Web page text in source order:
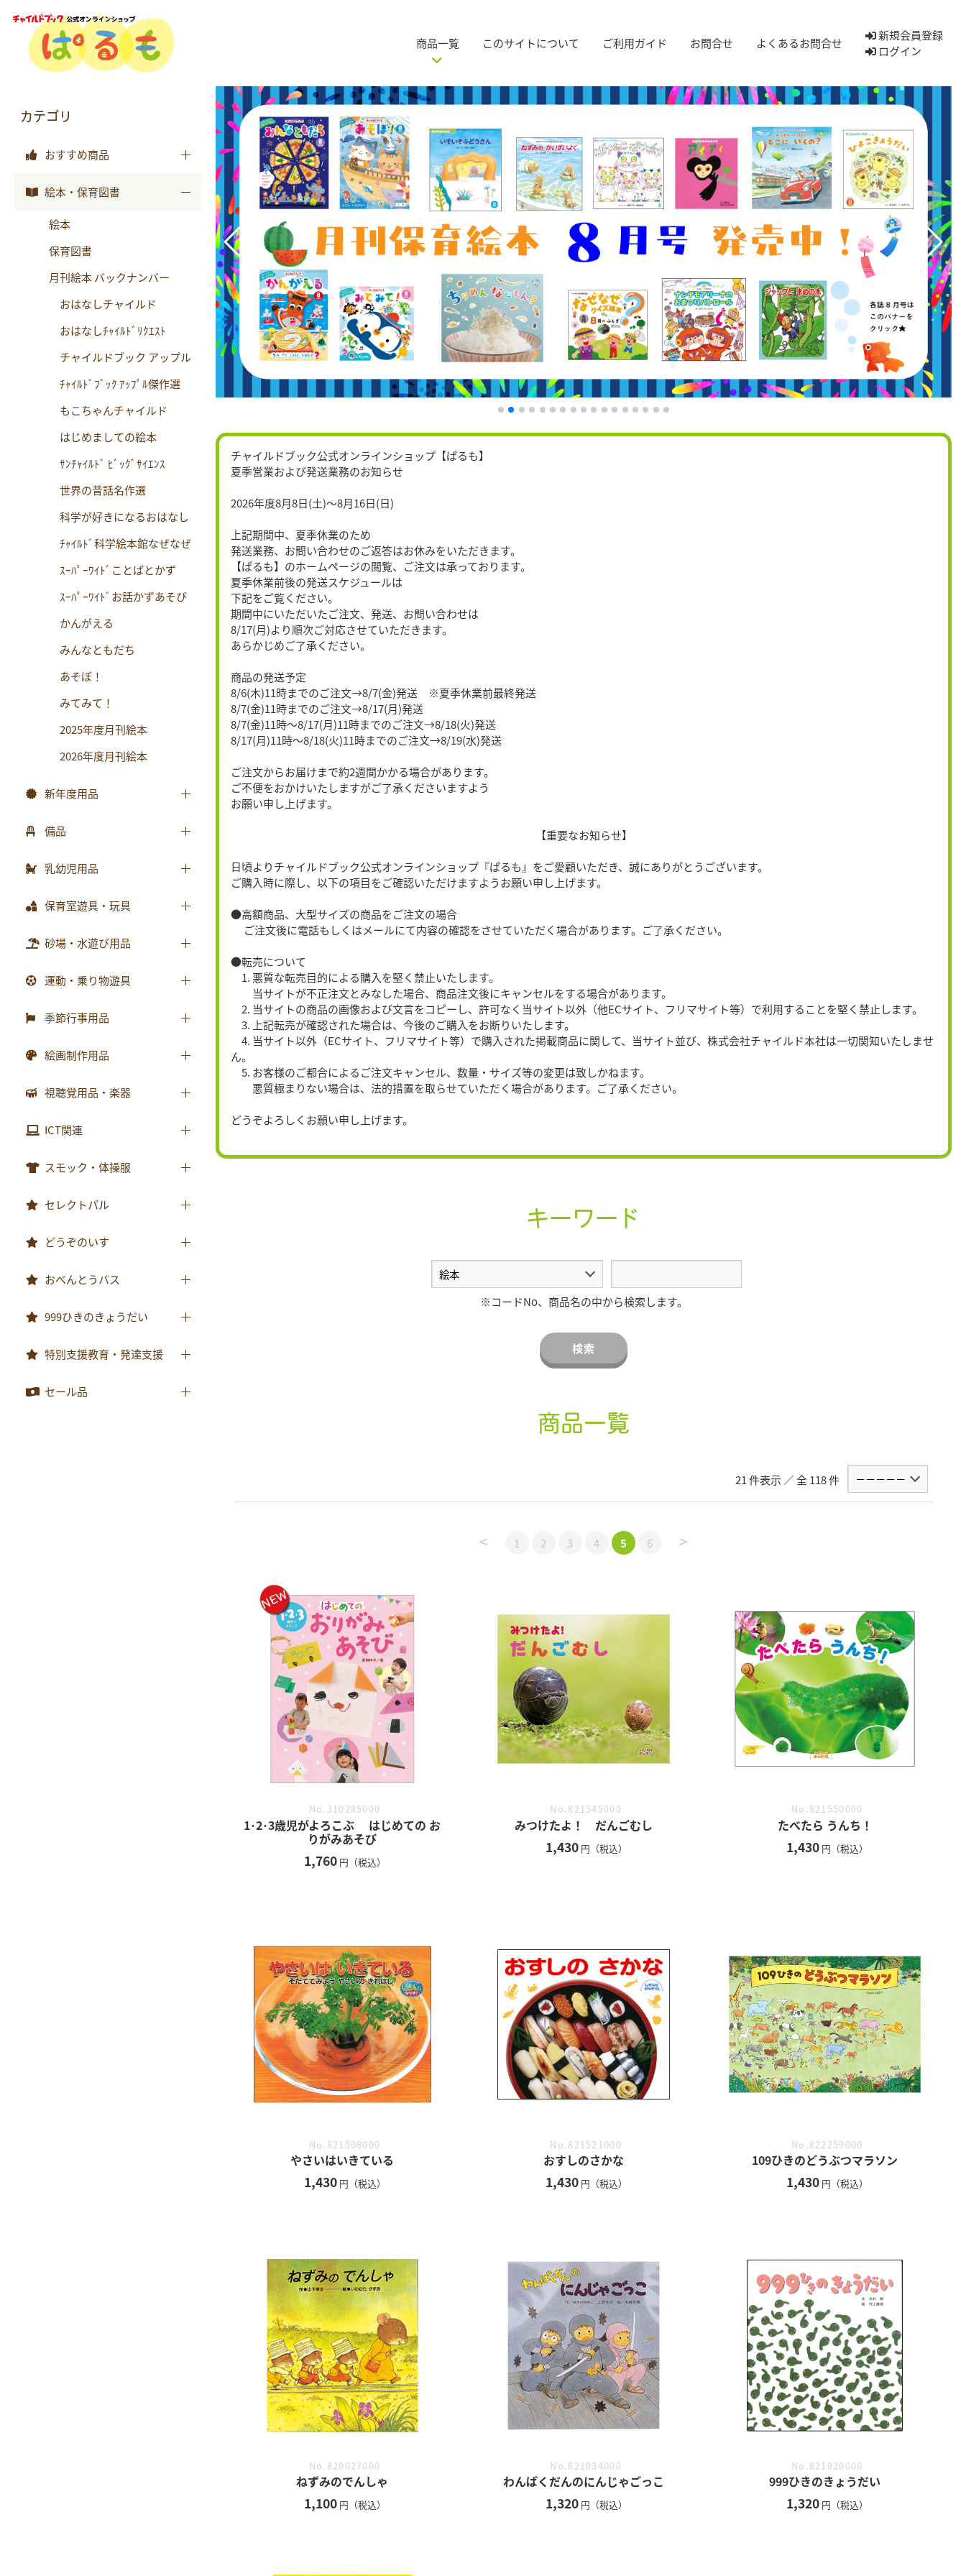
商品一覧 このサイトについて ご利用ガイド お問合せ よくあるお問合せ
新規会員登録
ログイン
チャイルドブック公式オンラインショップ【ぱるも】
夏季営業および発送業務のお知らせ
2026年度8月8日(土)〜8月16日(日)
上記期間中、夏季休業のため
発送業務、お問い合わせのご返答はお休みをいただきます。
【ぱるも】のホームページの閲覧、ご注文は承っております。
夏季休業前後の発送スケジュールは
下記をご覧ください。
期間中にいただいたご注文、発送、お問い合わせは
8/17(月)より順次ご対応させていただきます。
あらかじめご了承ください。
商品の発送予定
8/6(木)11時までのご注文→8/7(金)発送 ※夏季休業前最終発送
8/7(金)11時までのご注文→8/17(月)発送
8/7(金)11時〜8/17(月)11時までのご注文→8/18(火)発送
8/17(月)11時〜8/18(火)11時までのご注文→8/19(水)発送
ご注文からお届けまで約2週間かかる場合があります。
ご不便をおかけいたしますがご了承くださいますよう
お願い申し上げます。
【重要なお知らせ】
日頃よりチャイルドブック公式オンラインショップ『ぱるも』をご愛顧いただき、誠にありがとうございます。
ご購入時に際し、以下の項目をご確認いただけますようお願い申し上げます。
●高額商品、大型サイズの商品をご注文の場合
ご注文後に電話もしくはメールにて内容の確認をさせていただく場合があります。ご了承ください。
●転売について
1. 悪質な転売目的による購入を堅く禁止いたします。
当サイトが不正注文とみなした場合、商品注文後にキャンセルをする場合があります。
2. 当サイトの商品の画像および文言をコピーし、許可なく当サイト以外（他ECサイト、フリマサイト等）で利用することを堅く禁止します。
3. 上記転売が確認された場合は、今後のご購入をお断りいたします。
4. 当サイト以外（ECサイト、フリマサイト等）で購入された掲載商品に関して、当サイト並び、株式会社チャイルド本社は一切関知いたしませ
ん。
5. お客様のご都合によるご注文キャンセル、数量・サイズ等の変更は致しかねます。
悪質極まりない場合は、法的措置を取らせていただく場合があります。ご了承ください。
どうぞよろしくお願い申し上げます。
カテゴリ
おすすめ商品
おすすめ商品
絵本・保育図書
絵本
保育図書
月刊絵本 バックナンバー
おはなしチャイルド
おはなしﾁｬｲﾙﾄﾞﾘｸｴｽﾄ
チャイルドブック アップル
ﾁｬｲﾙﾄﾞﾌﾞｯｸ ｱｯﾌﾟﾙ傑作選
もこちゃんチャイルド
はじめましての絵本
ｻﾝﾁｬｲﾙﾄﾞ ﾋﾞｯｸﾞｻｲｴﾝｽ
世界の昔話名作選
科学が好きになるおはなし
ﾁｬｲﾙﾄﾞ科学絵本館なぜなぜ
ｽｰﾊﾟｰﾜｲﾄﾞことばとかず
ｽｰﾊﾟｰﾜｲﾄﾞお話かずあそび
かんがえる
みんなともだち
あそぼ！
みてみて！
2025年度月刊絵本
2026年度月刊絵本
新年度用品
出席帳・シール
ワーク
画帳・おもいで
各種用紙・証書
備品
椅子
収納用品
環境備品
乳幼児用品
乳幼児備品
保育室遊具・玩具
ままごと
知育玩具
砂場・水遊び用品
砂場用品
運動・乗り物遊具
運動遊具
季節行事用品
運動会用品
包装紙・紙袋
絵画制作用品
画材
視聴覚用品・楽器
視聴覚用品
ICT関連
ICT関連
スモック・体操服
スモック
セレクトパル
先生用ウェア
どうぞのいす
どうぞのいす
おべんとうバス
おべんとうバス
999ひきのきょうだい
999ひきのきょうだい
特別支援教育・発達支援
特別支援教育・発達支援
セール品
キーワード
※コードNo、商品名の中から検索します。
検索
商品一覧
21 件表示 ／ 全 118 件
< 1 2 3 4 5 6 >
No.310285000
1･2･3歳児がよろこぶ はじめての お
りがみあそび
1,760 円（税込）
No.821545000
みつけたよ！ だんごむし
1,430 円（税込）
No.821550000
たべたら うんち！
1,430 円（税込）
No.821508000
やさいはいきている
1,430 円（税込）
No.821521000
おすしのさかな
1,430 円（税込）
No.822259000
109ひきのどうぶつマラソン
1,430 円（税込）
No.820027000
ねずみのでんしゃ
1,100 円（税込）
No.821034000
わんぱくだんのにんじゃごっこ
1,320 円（税込）
No.821020000
999ひきのきょうだい
1,320 円（税込）